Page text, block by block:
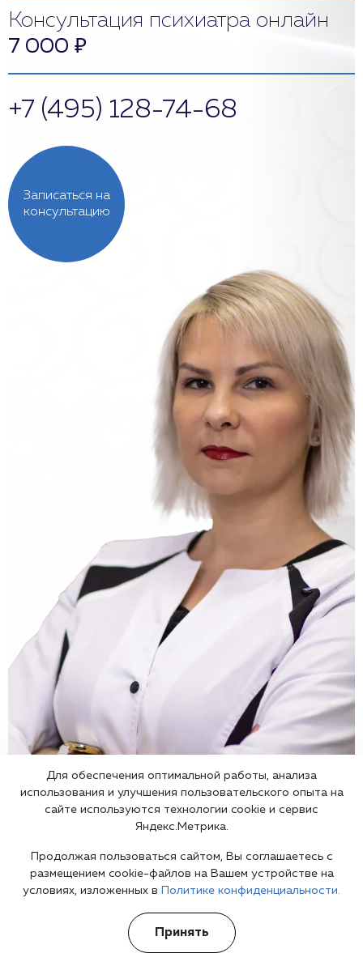
Консультация психиатра онлайн
7 000 ₽
Записаться на
консультацию
+7 (495) 128-74-68
Врач психиатр в Москве
Для обеспечения оптимальной работы, анализа
использования и улучшения пользовательского опыта на
сайте используются технологии cookie и сервис
Яндекс.Метрика.
Продолжая пользоваться сайтом, Вы соглашаетесь с
размещением cookie-файлов на Вашем устройстве на
условиях, изложенных в
Политике конфиденциальности.
Принять